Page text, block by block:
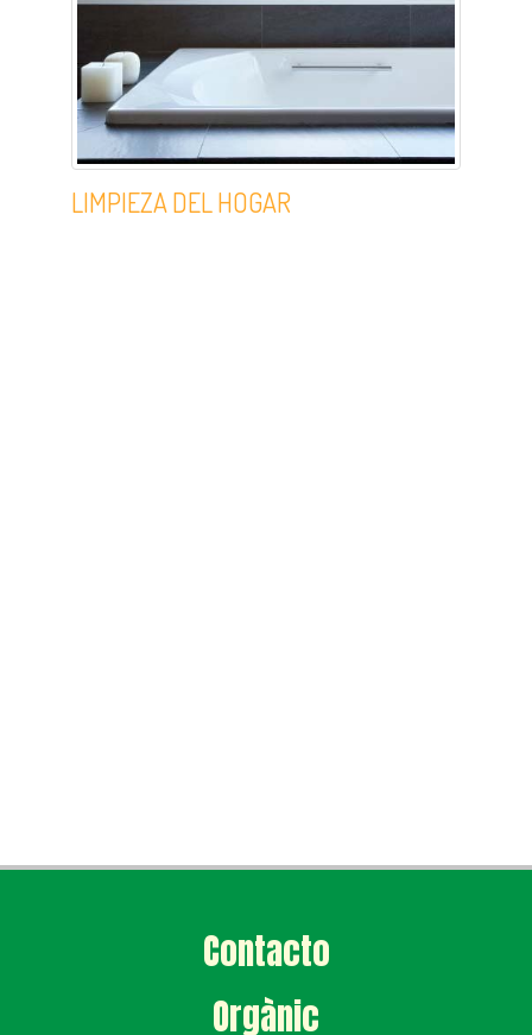
LIMPIEZA DEL HOGAR
Contacto
Orgànic